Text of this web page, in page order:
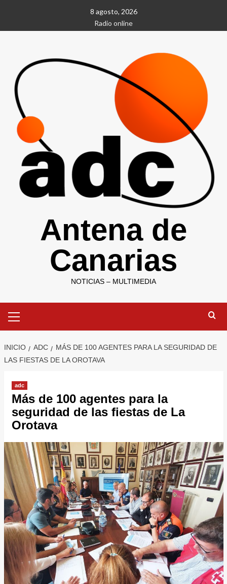
contenido
8 agosto, 2026
Radio online
Antena de
Canarias
NOTICIAS – MULTIMEDIA
primario
INICIO ADC
MÁS DE 100 AGENTES PARA LA SEGURIDAD DE
LAS FIESTAS DE LA OROTAVA
adc
Más de 100 agentes para la
seguridad de las fiestas de La
Orotava